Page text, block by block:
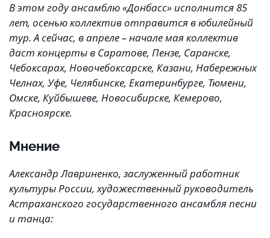
В этом году ансамблю «Донбасс» исполнится 85
лет, осенью коллектив отправится в юбилейный
тур. А сейчас, в апреле – начале мая коллектив
даст концерты в Саратове, Пензе, Саранске,
Чебоксарах, Новочебоксарске, Казани, Набережных
Челнах, Уфе, Челябинске, Екатеринбурге, Тюмени,
Омске, Куйбышеве, Новосибирске, Кемерово,
Красноярске.
Мнение
Александр Лавриненко, заслуженный работник
культуры России, художественный руководитель
Астраханского государственного ансамбля песни
и танца: